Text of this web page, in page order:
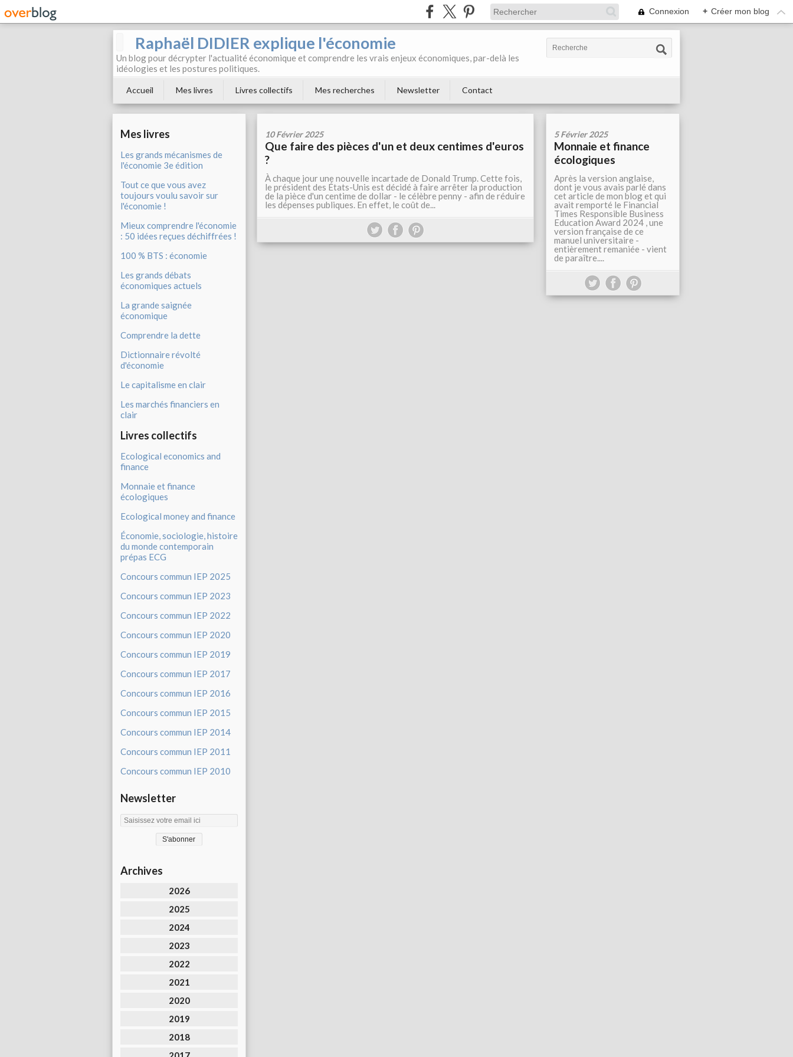
Connexion + Créer mon blog
Raphaël DIDIER explique l'économie
Un blog pour décrypter l'actualité économique et comprendre les vrais enjeux économiques, par-delà les
idéologies et les postures politiques.
Accueil Mes livres Livres collectifs Mes recherches Newsletter Contact
Mes livres
Les grands mécanismes de
l'économie 3e édition
Tout ce que vous avez
toujours voulu savoir sur
l'économie !
Mieux comprendre l'économie
: 50 idées reçues déchiffrées !
100 % BTS : économie
Les grands débats
économiques actuels
La grande saignée
économique
Comprendre la dette
Dictionnaire révolté
d'économie
Le capitalisme en clair
Les marchés financiers en
clair
Livres collectifs
Ecological economics and
finance
Monnaie et finance
écologiques
Ecological money and finance
Économie, sociologie, histoire
du monde contemporain
prépas ECG
Concours commun IEP 2025
Concours commun IEP 2023
Concours commun IEP 2022
Concours commun IEP 2020
Concours commun IEP 2019
Concours commun IEP 2017
Concours commun IEP 2016
Concours commun IEP 2015
Concours commun IEP 2014
Concours commun IEP 2011
Concours commun IEP 2010
Newsletter
Archives
2026
2025
2024
2023
2022
2021
2020
2019
2018
10 Février 2025
Que faire des pièces d'un et deux centimes d'euros
?
À chaque jour une nouvelle incartade de Donald Trump. Cette fois,
le président des États-Unis est décidé à faire arrêter la production
de la pièce d'un centime de dollar - le célèbre penny - afin de réduire
les dépenses publiques. En effet, le coût de...
5 Février 2025
Monnaie et finance
écologiques
Après la version anglaise,
dont je vous avais parlé dans
cet article de mon blog et qui
avait remporté le Financial
Times Responsible Business
Education Award 2024 , une
version française de ce
manuel universitaire -
entièrement remaniée - vient
de paraître....